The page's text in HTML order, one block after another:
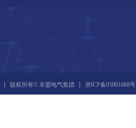
版权所有© 东盟电气集团 浙ICP备05001688号